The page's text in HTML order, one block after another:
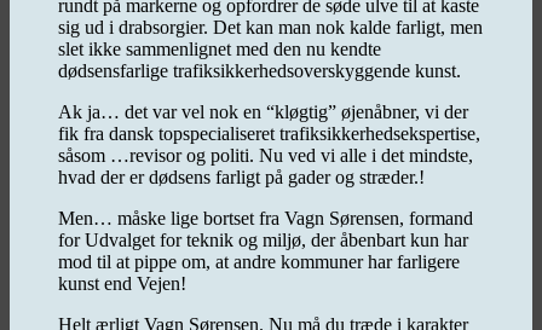
rundt på markerne og opfordrer de søde ulve til at kaste
sig ud i drabsorgier. Det kan man nok kalde farligt, men
slet ikke sammenlignet med den nu kendte
dødsensfarlige trafiksikkerhedsoverskyggende kunst.
Ak ja… det var vel nok en “kløgtig” øjenåbner, vi der
fik fra dansk topspecialiseret trafiksikkerhedsekspertise,
såsom …revisor og politi. Nu ved vi alle i det mindste,
hvad der er dødsens farligt på gader og stræder.!
Men… måske lige bortset fra Vagn Sørensen, formand
for Udvalget for teknik og miljø, der åbenbart kun har
mod til at pippe om, at andre kommuner har farligere
kunst end Vejen!
Helt ærligt Vagn Sørensen. Nu må du træde i karakter